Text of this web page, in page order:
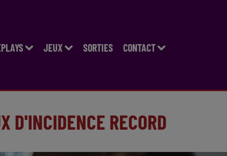
JEUX SORTIES CONTACT
D'INCIDENCE RECORD